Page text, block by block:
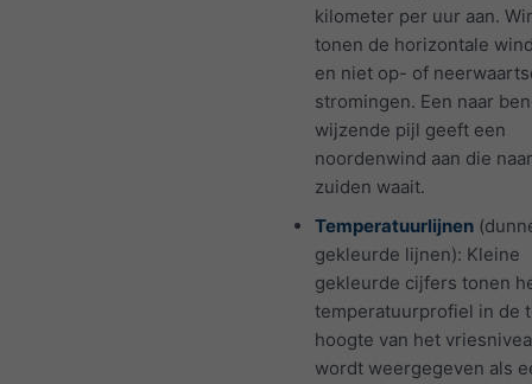
kilometer per uur aan.
tonen de horizontale
en niet op- of
stromingen. Een naar
wijzende pijl geeft een
noordenwind aan die
zuiden waait.
Temperatuurlijnen
gekleurde lijnen): Kleine
gekleurde cijfers tonen
temperatuurprofiel in de
hoogte van het
wordt weergegeven als